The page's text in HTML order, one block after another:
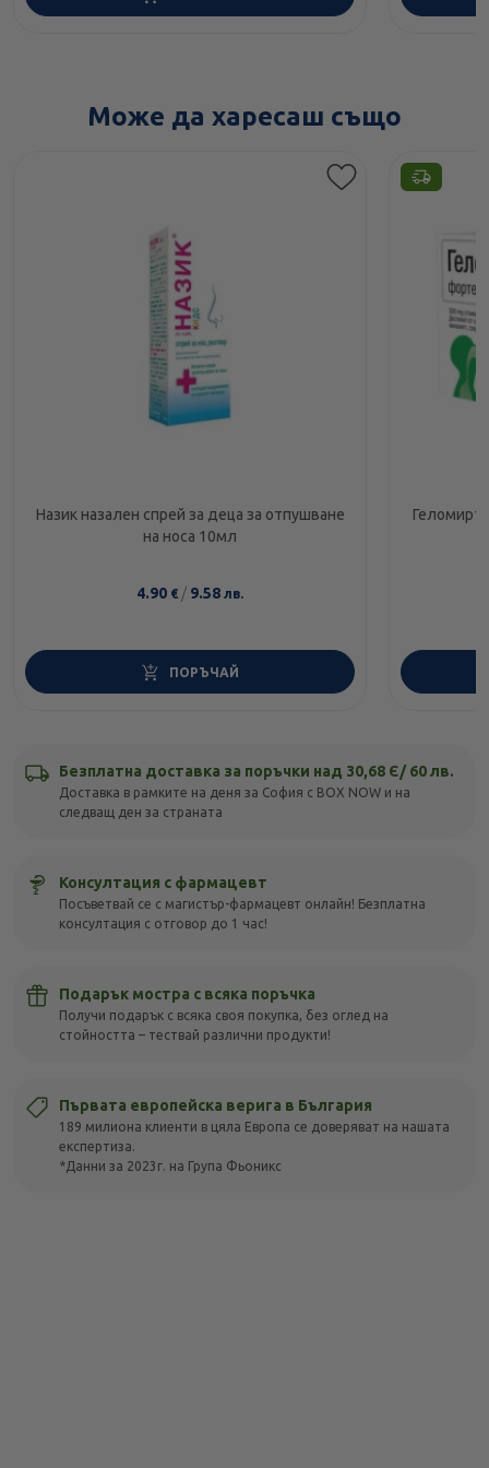
Може да харесаш също
Назик назален спрей за деца за отпушване
на носа 10мл
4.90 € / 9.58 лв.
ПОРЪЧАЙ
Безплатна доставка за поръчки над 30,68 Є/ 60 лв.
Доставка в рамките на деня за София с BOX NOW и на
следващ ден за страната
Консултация с фармацевт
Посъветвай се с магистър-фармацевт онлайн! Безплатна
консултация с отговор до 1 час!
Подарък мостра с всяка поръчка
Получи подарък с всяка своя покупка, без оглед на
стойността – тествай различни продукти!
Първата европейска верига в България
189 милиона клиенти в цяла Европа се доверяват на нашата
експертиза.
*Данни за 2023г. на Група Фьоникс